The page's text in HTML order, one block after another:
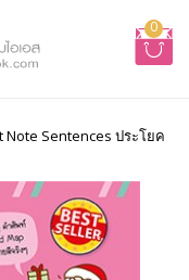
0
Note Sentences ประโยค